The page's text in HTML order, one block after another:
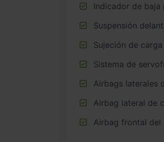
Indicador de baja
Suspensión
Sujeción de carga
Sistema de
Airbags laterales
Airbag lateral de
Airbag frontal del